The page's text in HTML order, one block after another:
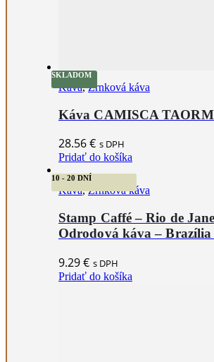
SKLADOM
Káva,Zrnková káva
Káva CAMISCA
28.56€ s DPH
Pridať do košíka
10 - 20 DNÍ
Káva,Zrnková káva
Stamp Caffé – Rio de
Odrodová káva – Brazília
9.29€ s DPH
Pridať do košíka